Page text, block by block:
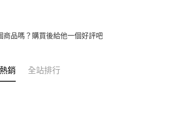
商品嗎？購買後給他一個好評吧
銷 全站排行